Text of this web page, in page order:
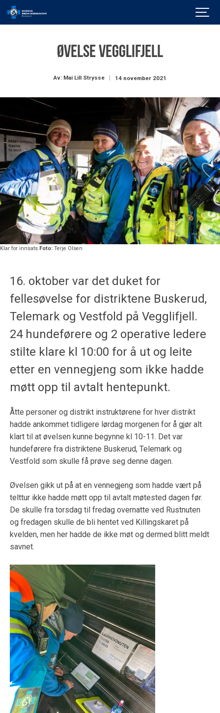
Øvelse Vegglifjell
Av: Mai Lill Strysse 14 november 2021
Klar for innsats Foto: Terje Olsen
16. oktober var det duket for
fellesøvelse for distriktene Buskerud,
Telemark og Vestfold på Vegglifjell.
24 hundeførere og 2 operative ledere
stilte klare kl 10:00 for å ut og leite
etter en vennegjeng som ikke hadde
møtt opp til avtalt hentepunkt.
Åtte personer og distrikt instruktørene for hver distrikt
hadde ankommet tidligere lørdag morgenen for å gjør alt
klart til at øvelsen kunne begynne kl 10-11. Det var
hundeførere fra distriktene Buskerud, Telemark og
Vestfold som skulle få prøve seg denne dagen.
Øvelsen gikk ut på at en vennegjeng som hadde vært på
telttur ikke hadde møtt opp til avtalt møtested dagen før.
De skulle fra torsdag til fredag overnatte ved Rustnuten
og fredagen skulle de bli hentet ved Killingskaret på
kvelden, men her hadde de ikke møt og dermed blitt meldt
savnet.